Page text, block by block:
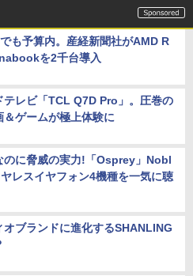
も予算内。産経新聞社がAMD R
を2千台導入
テレビ「TCL Q7D Pro」。圧巻の
＆ゲームが極上体験に
のに脅威の実力!「Osprey」Nobl
レスイヤフォン4機種を一気に聴
オブランドに進化するSHANLING